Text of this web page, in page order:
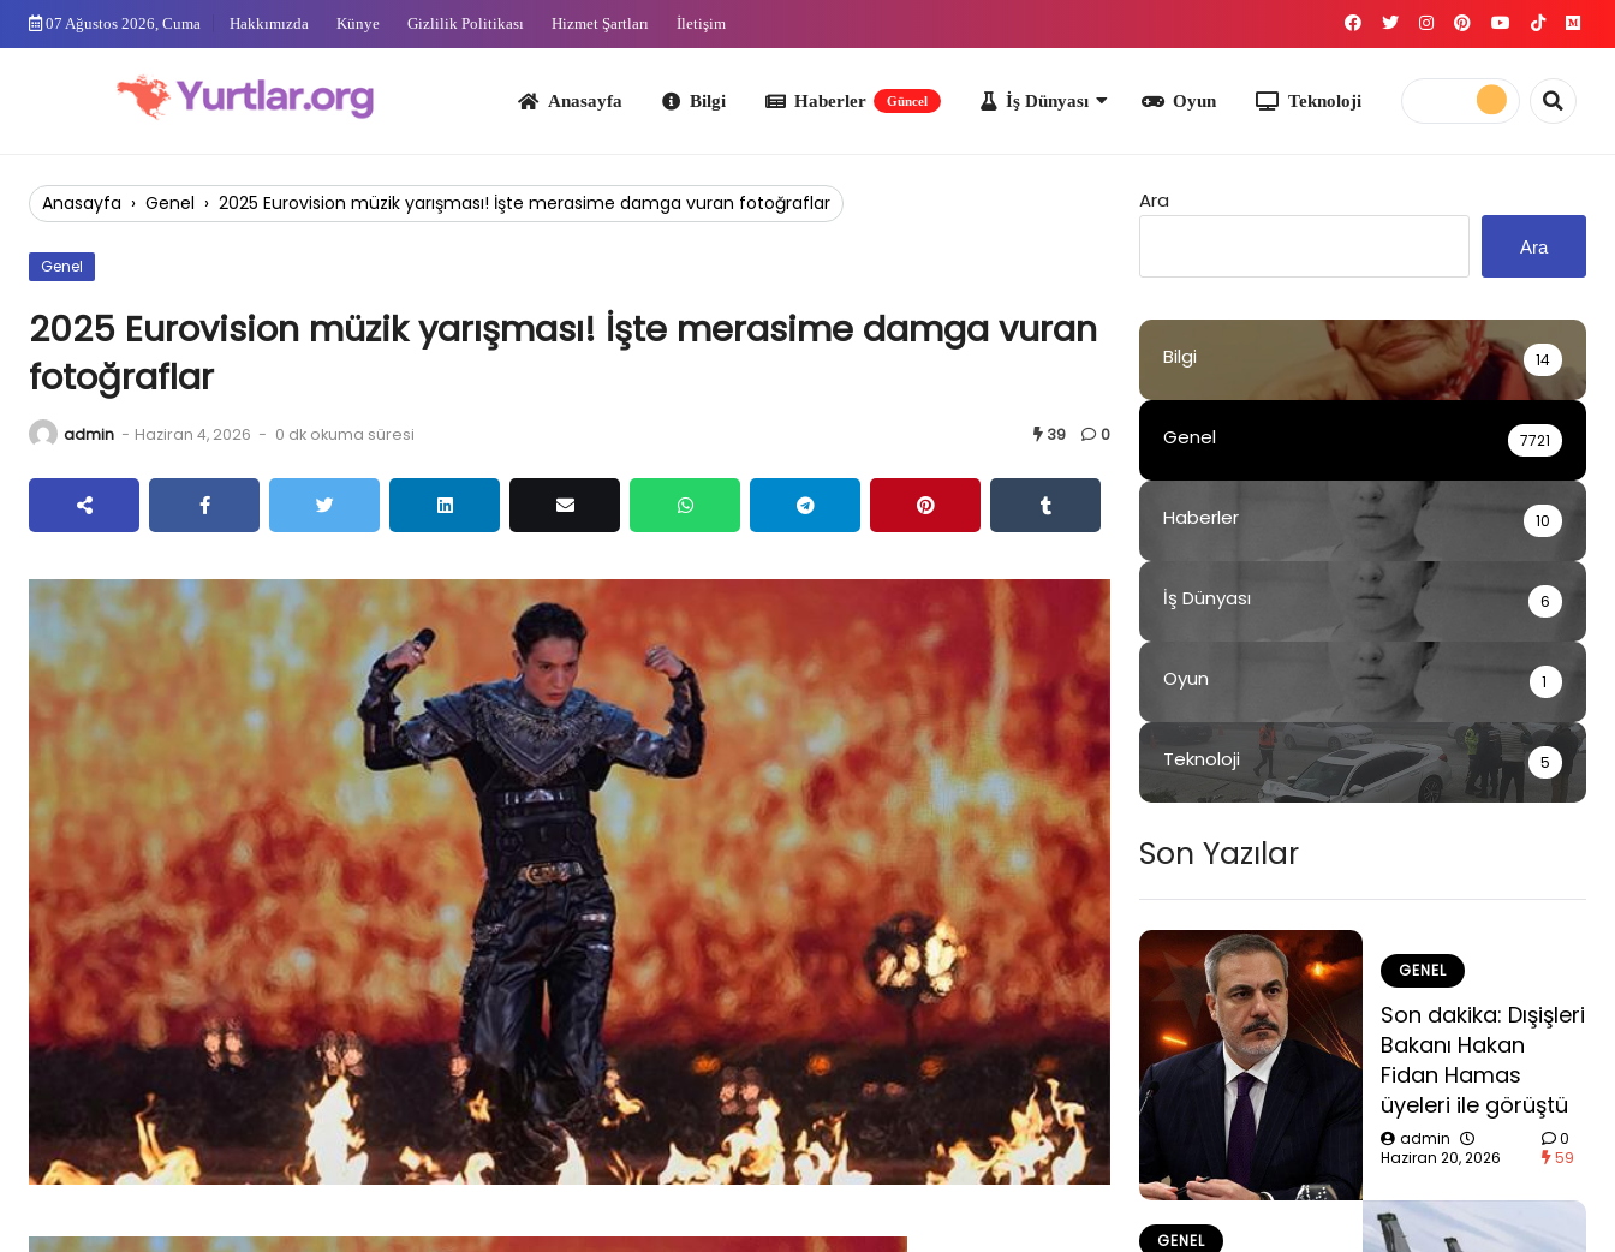
Skip
07 Ağustos 2026, Cuma Hakkımızda Künye Gizlilik Politikası Hizmet Şartları İletişim
Anasayfa Haberler İş Dünyası Teknoloji
Anasayfa › Genel › 2025 Eurovision müzik yarışması! İşte merasime damga vuran fotoğraflar
Genel
2025 Eurovision müzik yarışması! İşte merasime damga vuran
fotoğraflar
admin - Haziran 4, 2026 - 0 dk okuma süresi 39 0
Ara
Ara
Bilgi 14
Genel 7721
Haberler 10
İş Dünyası 6
Oyun 1
Teknoloji 5
Son Yazılar
GENEL
Son dakika: Dışişleri
Bakanı Hakan
Fidan Hamas
üyeleri ile görüştü
admin
Haziran 20, 2026
0
59
GENEL